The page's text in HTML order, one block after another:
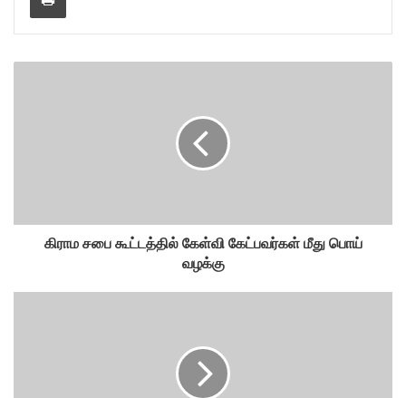
கிராம சபை கூட்டத்தில் கேள்வி கேட்பவர்கள் மீது பொய்
வழக்கு